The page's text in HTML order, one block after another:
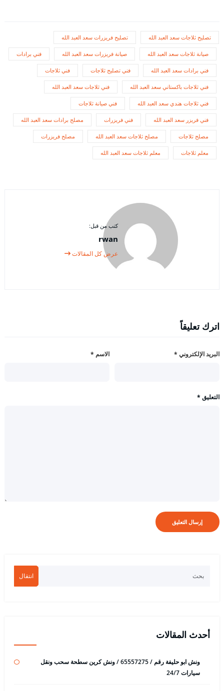
تصليح ثلاجات سعد العبد الله تصليح فريزرات سعد العبد الله
صيانة ثلاجات سعد العبد الله صيانة فريزرات سعد العبد الله فني برادات
فني برادات سعد العبد الله فني تصليح ثلاجات فني ثلاجات
فني ثلاجات باكستاني سعد العبد الله فني ثلاجات سعد العبد الله
فني ثلاجات هندي سعد العبد الله فني صيانة ثلاجات
فني فريزر سعد العبد الله فني فريزرات مصلح برادات سعد العبد الله
مصلح ثلاجات مصلح ثلاجات سعد العبد الله مصلح فريزرات
معلم ثلاجات معلم ثلاجات سعد العبد الله
كتب من قبل:
rwan
عرض كل المقالات
اترك تعليقاً
الاسم * البريد الإلكتروني *
التعليق *
انتقال
أحدث المقالات
ونش ابو حليفة رقم / 65557275 / ونش كرين سطحة سحب ونقل
سيارات 24/7